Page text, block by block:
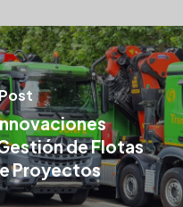
de Flotas
Proyectos